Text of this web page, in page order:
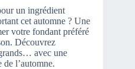
un ingrédient
cet automne ? Une
votre fondant préféré
Découvrez
avec une
l’automne.